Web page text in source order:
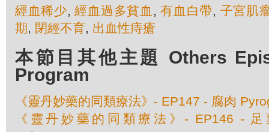
經血稀少,經血過多貧血 ,有血白帶, 子宮肌
期, 閉經不育, 出血性痔瘡
本節目其他主題 Others
Program
《靈丹妙藥的同類療法》- EP147 - 腐肉
《靈丹妙藥的同類療法》- EP146 - 足